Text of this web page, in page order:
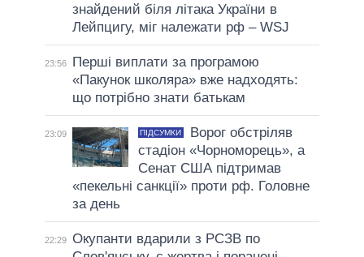
знайдений біля літака України в
Лейпцигу, міг належати рф – WSJ
23:56
Перші виплати за програмою
«Пакунок школяра» вже надходять:
що потрібно знати батькам
23:09 ПІДСУМКИ
Ворог обстріляв
стадіон «Чорноморець», а
Сенат США підтримав
«пекельні санкції» проти рф. Головне
за день
22:29 Окупанти вдарили з РСЗВ по